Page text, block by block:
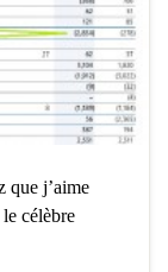
que j’aime
célèbre